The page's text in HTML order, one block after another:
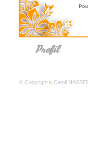
© Copyright Camil